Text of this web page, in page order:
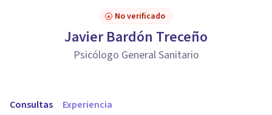
No verificado
Javier Bardón Treceño
Psicólogo General Sanitario
Consultas Experiencia